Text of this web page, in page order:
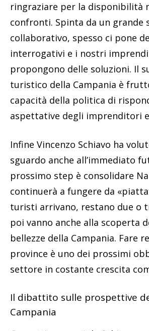
ringraziare per la disponibilità
confronti. Spinta da un grande
collaborativo, spesso ci pone
interrogativi e i nostri
propongono delle soluzioni. Il
turistico della Campania è
capacità della politica di
aspettative degli imprenditori
Infine Vincenzo Schiavo ha
sguardo anche all’immediato
prossimo step è consolidare
continuerà a fungere da
turisti arrivano, restano due o
poi vanno anche alla scoperta
bellezze della Campania. Fare
province è uno dei prossimi
settore in costante crescita
Il dibattito sulle prospettive
Campania